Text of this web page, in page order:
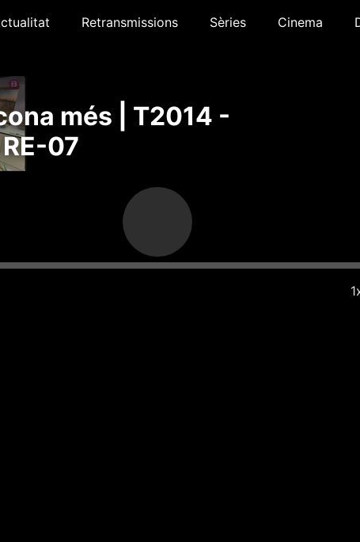
Retransmissions Sèries Cinema
més | T2014 -
07